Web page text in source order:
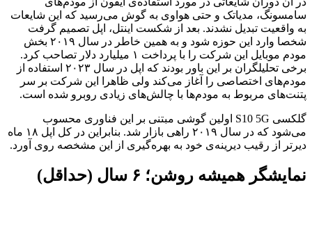
سامسونگ، مدیاتک و حتی هواوی به گوش می‌رسید که این شایعات
به واقعیت تبدیل نشدند. بعد از شکست اینتل، اپل تصمیم گرفت
شخصا وارد این حوزه شود و به همین خاطر در سال ۲۰۱۹ بخش
مودم موبایل این شرکت را با پرداخت ۱ میلیارد دلار تصاحب کرد.
برخی تحلیلگران بر این باور بودند که اپل در سال ۲۰۲۳ استفاده از
مودم‌های اختصاصی را آغاز می‌کند ولی ظاهرا این شرکت بر سر
پتنت‌های مربوط به مودم‌ها با چالش‌های زیادی روبرو شده است.
گلکسی S10 5G اولین گوشی مبتنی بر این فناوری محسوب
می‌شود که در سال ۲۰۱۹ راهی بازار شد. بنابراین در کل اپل ۱۸ ماه
دیرتر از رقیب دیرینه‌ی خود به بهره‌گیری از این مشخصه روی آورد.
نمایشگر همیشه روشن؛ ۶ سال (حداقل)